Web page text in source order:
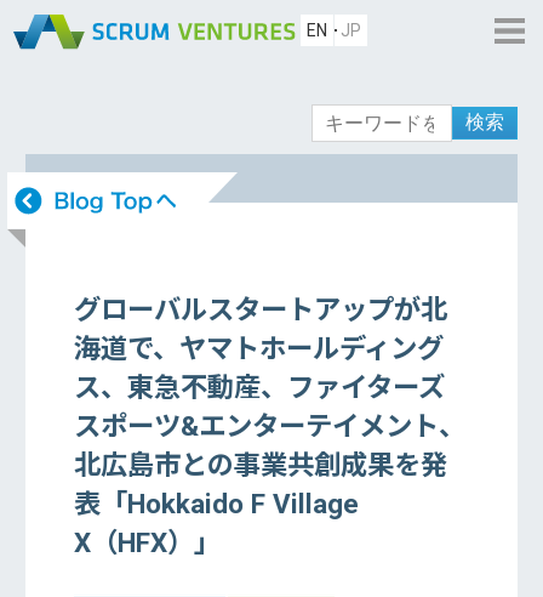
EN JP
検索
グローバルスタートアップが北
海道で、ヤマトホールディング
ス、東急不動産、ファイターズ
スポーツ&エンターテイメント、
北広島市との事業共創成果を発
表「Hokkaido F Village
X（HFX）」